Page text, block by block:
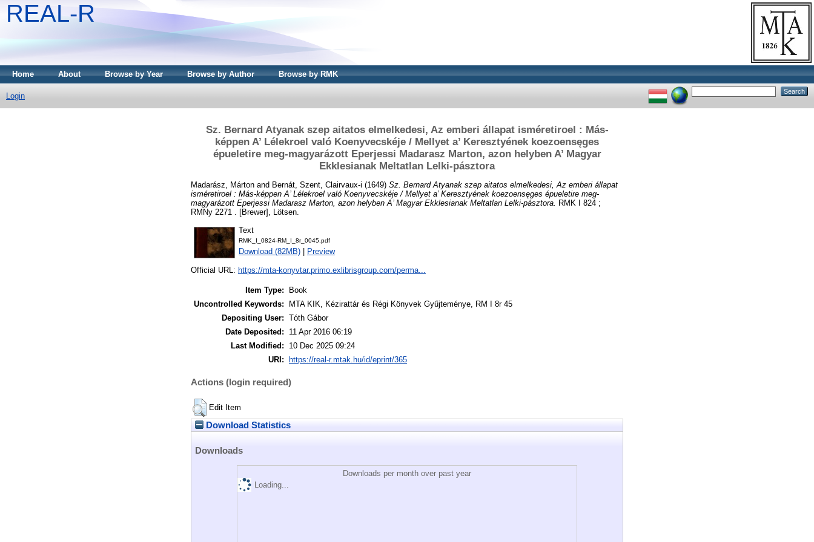
REAL-R
Home About Browse by Year Browse by Author Browse by RMK
Login
Sz. Bernard Atyanak szep aitatos elmelkedesi, Az emberi állapat isméretiroel : Más-
képpen A’ Lélekroel való Koenyvecskéje / Mellyet a’ Keresztyének koezoensęges
épueletire meg-magyarázott Eperjessi Madarasz Marton, azon helyben A’ Magyar
Ekklesianak Meltatlan Lelki-pásztora
Madarász, Márton and Bernát, Szent, Clairvaux-i (1649) Sz. Bernard Atyanak szep aitatos elmelkedesi, Az emberi állapat
isméretiroel : Más-képpen A’ Lélekroel való Koenyvecskéje / Mellyet a’ Keresztyének koezoensęges épueletire meg-
magyarázott Eperjessi Madarasz Marton, azon helyben A’ Magyar Ekklesianak Meltatlan Lelki-pásztora. RMK I 824 ;
RMNy 2271 . [Brewer], Lötsen.
Text
RMK_I_0824-RM_I_8r_0045.pdf
Download (82MB) Preview
Official URL: https://mta-konyvtar.primo.exlibrisgroup.com/perma...
Item Type:
Book
Uncontrolled Keywords:
MTA KIK, Kézirattár és Régi Könyvek Gyűjteménye, RM I 8r 45
Depositing User: Tóth Gábor
Date Deposited:
11 Apr 2016 06:19
Last Modified:
10 Dec 2025 09:24
URI:
https://real-r.mtak.hu/id/eprint/365
Actions (login required)
Edit Item
Download Statistics
Downloads
Downloads per month over past year
Loading...